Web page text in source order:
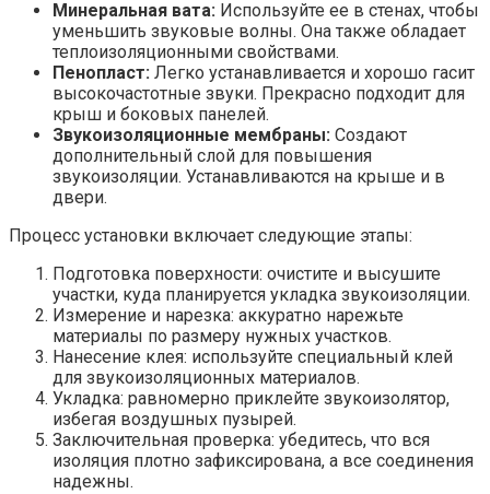
Минеральная вата: Используйте ее в стенах, чтобы
уменьшить звуковые волны. Она также обладает
теплоизоляционными свойствами.
Пенопласт: Легко устанавливается и хорошо гасит
высокочастотные звуки. Прекрасно подходит для
крыш и боковых панелей.
Звукоизоляционные мембраны: Создают
дополнительный слой для повышения
звукоизоляции. Устанавливаются на крыше и в
двери.
Процесс установки включает следующие этапы:
Подготовка поверхности: очистите и высушите
участки, куда планируется укладка звукоизоляции.
Измерение и нарезка: аккуратно нарежьте
материалы по размеру нужных участков.
Нанесение клея: используйте специальный клей
для звукоизоляционных материалов.
Укладка: равномерно приклейте звукоизолятор,
избегая воздушных пузырей.
Заключительная проверка: убедитесь, что вся
изоляция плотно зафиксирована, а все соединения
надежны.